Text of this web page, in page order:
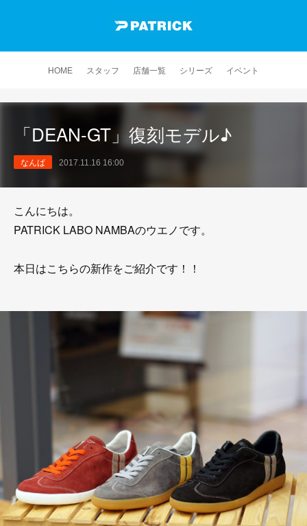
HOME スタッフ 店舗一覧 シリーズ イベント
「DEAN-GT」復刻モデル♪
なんば 2017.11.16 16:00
こんにちは。
PATRICK LABO NAMBAのウエノです。
本日はこちらの新作をご紹介です！！